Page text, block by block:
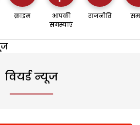
क्राइम
आपकी
समस्याएं
राजनीति
वियर्ड न्यूज